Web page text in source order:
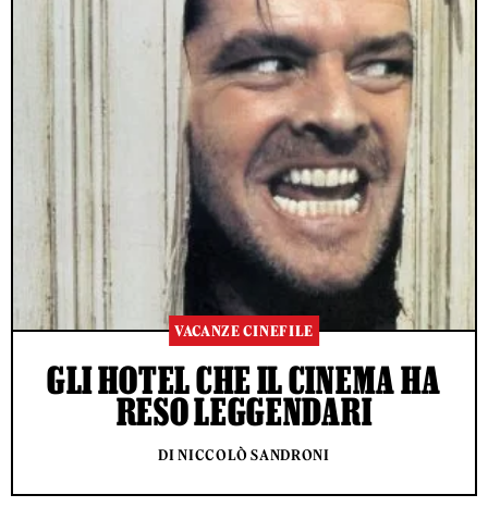
VACANZE CINEFILE
GLI HOTEL CHE IL CINEMA HA
RESO LEGGENDARI
DI NICCOLÒ SANDRONI